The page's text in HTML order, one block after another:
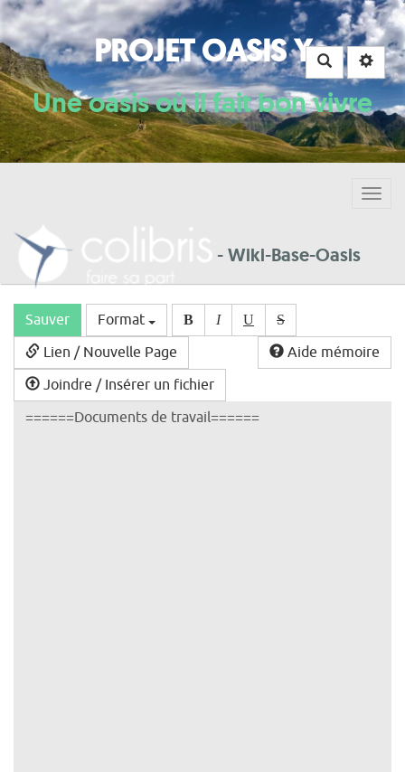
Rechercher
PROJET OASIS Y
Une oasis où il fait bon vivre
- Wiki-Base-Oasis
Sauver Format B I U S
Lien / Nouvelle Page
Aide mémoire
Joindre / Insérer un fichier